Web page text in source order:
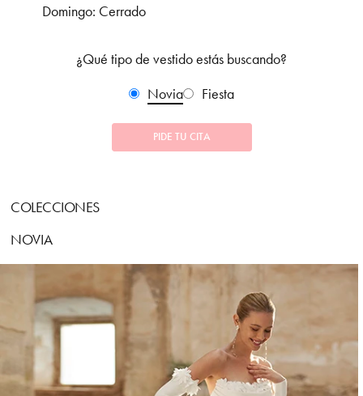
Domingo: Cerrado
¿Qué tipo de vestido estás buscando?
Novia
Fiesta
PIDE TU CITA
COLECCIONES
NOVIA